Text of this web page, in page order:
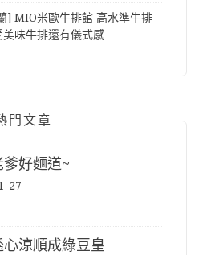
] MIO米歐牛排館 高水準牛排
味牛排還有儀式感
門文章
好麵道~
27
心涼順成綠豆皇